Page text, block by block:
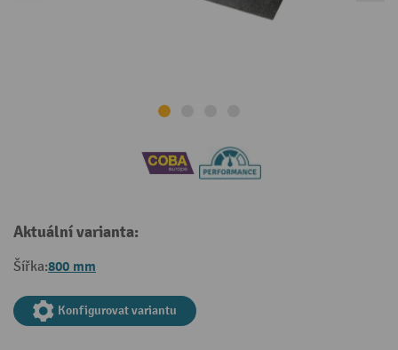
Aktuální varianta:
Šířka:800 mm
Konfigurovat variantu